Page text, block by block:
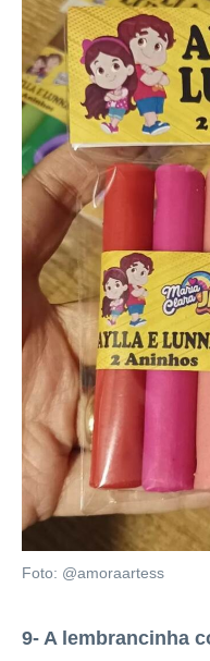
Foto: @amoraartess
9- A lembrancinha